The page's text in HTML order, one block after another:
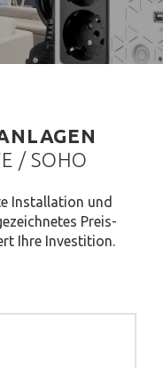
/ SOHO
Installation und
Preis-
Ihre Investition.